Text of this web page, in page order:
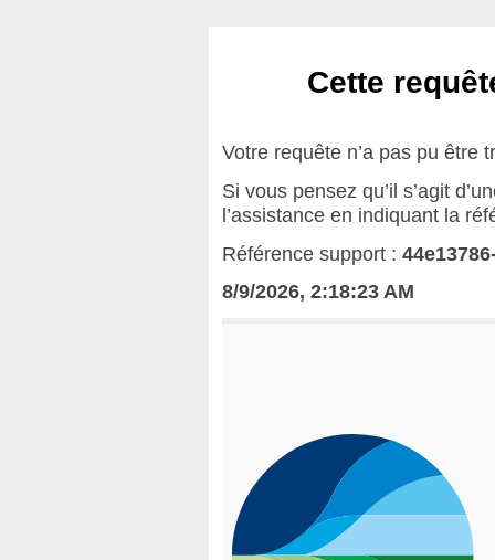
Cette
Votre requête n’a pas pu être
Si vous pensez qu’il s’agit
l’assistance en indiquant la
Référence support :
8/9/2026, 2:18:23 AM